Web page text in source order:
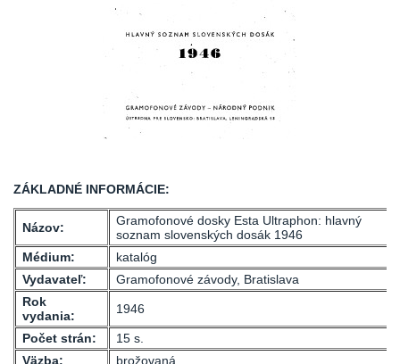
ZÁKLADNÉ INFORMÁCIE:
Názov:
Gramofonové dosky Esta Ultraphon: hlavný
soznam slovenských dosák 1946
Médium:
katalóg
Vydavateľ:
Gramofonové závody, Bratislava
Rok
vydania:
1946
Počet strán:
15 s.
Väzba:
brožovaná